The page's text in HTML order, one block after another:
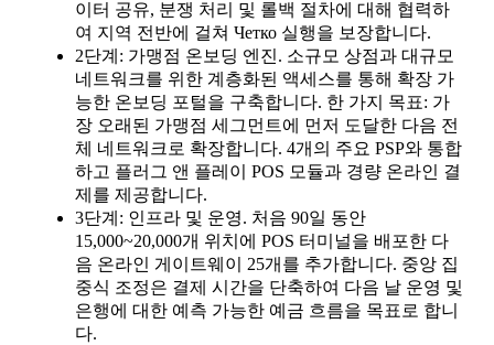
이터 공유, 분쟁 처리 및 롤백 절차에 대해 협력하
여 지역 전반에 걸쳐 Четко 실행을 보장합니다.
2단계: 가맹점 온보딩 엔진. 소규모 상점과 대규모
네트워크를 위한 계층화된 액세스를 통해 확장 가
능한 온보딩 포털을 구축합니다. 한 가지 목표: 가
장 오래된 가맹점 세그먼트에 먼저 도달한 다음 전
체 네트워크로 확장합니다. 4개의 주요 PSP와 통합
하고 플러그 앤 플레이 POS 모듈과 경량 온라인 결
제를 제공합니다.
3단계: 인프라 및 운영. 처음 90일 동안
15,000~20,000개 위치에 POS 터미널을 배포한 다
음 온라인 게이트웨이 25개를 추가합니다. 중앙 집
중식 조정은 결제 시간을 단축하여 다음 날 운영 및
은행에 대한 예측 가능한 예금 흐름을 목표로 합니
다.